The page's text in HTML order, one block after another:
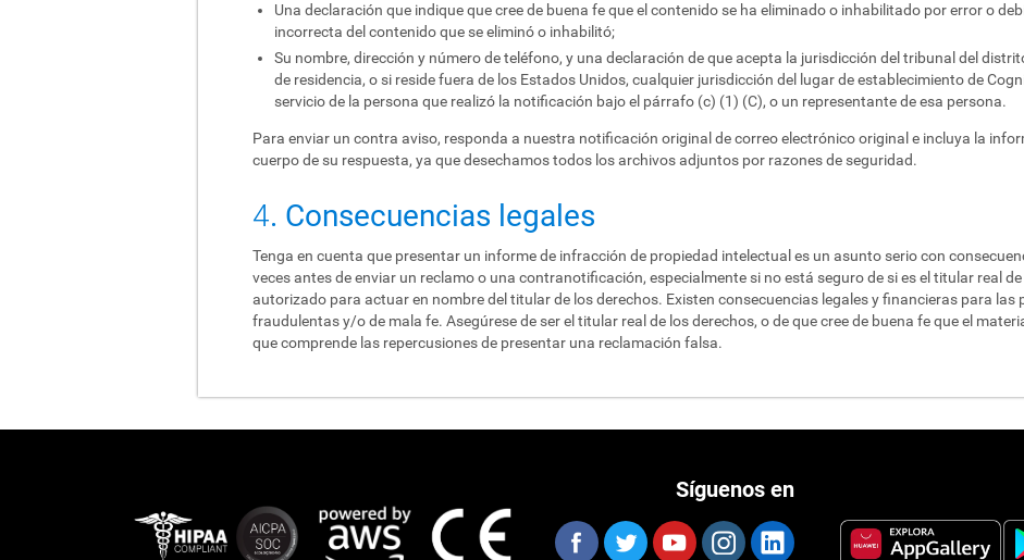
Una declaración que indique que cree de buena fe que el contenido se ha eliminado o inhabilitado por error o
incorrecta del contenido que se eliminó o inhabilitó;
Su nombre, dirección y número de teléfono, y una declaración de que acepta la jurisdicción del tribunal del
de residencia, o si reside fuera de los Estados Unidos, cualquier jurisdicción del lugar de establecimiento de
servicio de la persona que realizó la notificación bajo el párrafo (c) (1) (C), o un representante de esa persona.
Para enviar un contra aviso, responda a nuestra notificación original de correo electrónico original e incluya la
cuerpo de su respuesta, ya que desechamos todos los archivos adjuntos por razones de seguridad.
4. Consecuencias legales
Tenga en cuenta que presentar un informe de infracción de propiedad intelectual es un asunto serio con
veces antes de enviar un reclamo o una contranotificación, especialmente si no está seguro de si es el titular real
autorizado para actuar en nombre del titular de los derechos. Existen consecuencias legales y financieras para las
fraudulentas y/o de mala fe. Asegúrese de ser el titular real de los derechos, o de que cree de buena fe que el
que comprende las repercusiones de presentar una reclamación falsa.
Síguenos en